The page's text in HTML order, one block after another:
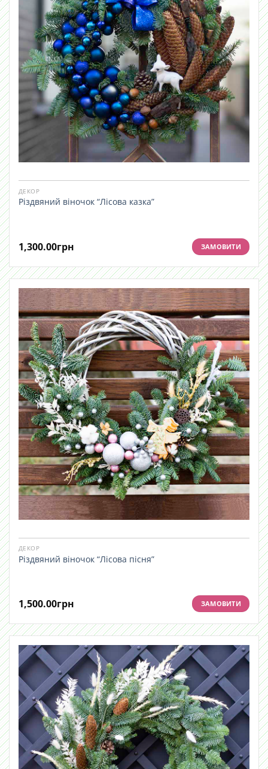
ДЕКОР
Різдвяний віночок “Лісова казка”
1,300.00грн ЗАМОВИТИ
ДЕКОР
Різдвяний віночок “Лісова пісня”
1,500.00грн ЗАМОВИТИ